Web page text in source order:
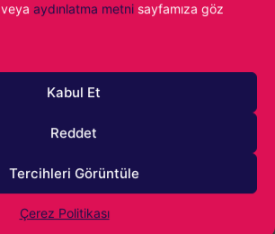
veya aydınlatma metni sayfamıza göz
Kabul Et
Reddet
Tercihleri Görüntüle
Çerez Politikası